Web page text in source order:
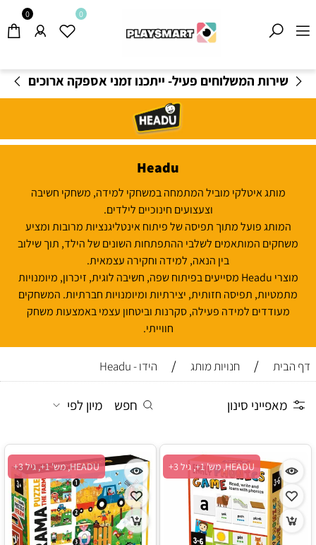
משלוחים חינם בקנייה מעל 199₪
- תקנון משלוחים
0 0
Headu
מותג איטלקי מוביל המתמחה במשחקי למידה, משחקי חשיבה
וצעצועים חינוכיים לילדים.
המותג פועל מתוך תפיסה של פיתוח אינטליגנציות מרובות ומציע
משחקים המותאמים לשלבי ההתפתחות השונים של הילד, תוך שילוב
בין הנאה, למידה וחקירה עצמאית.
מוצרי Headu מסייעים בפיתוח שפה, חשיבה לוגית, זיכרון, מיומנויות
מתמטיות, תפיסה חזותית, יצירתיות ומיומנויות חברתיות. המשחקים
מעודדים למידה פעילה, סקרנות וביטחון עצמי באמצעות משחק
חווייתי.
דף הבית / חנויות מותג / הידו - Headu
מאפייני סינון חפש מיון לפי
HEADU, מש' 1+, גיל 3+ HEADU, מש' 1+, גיל 3+